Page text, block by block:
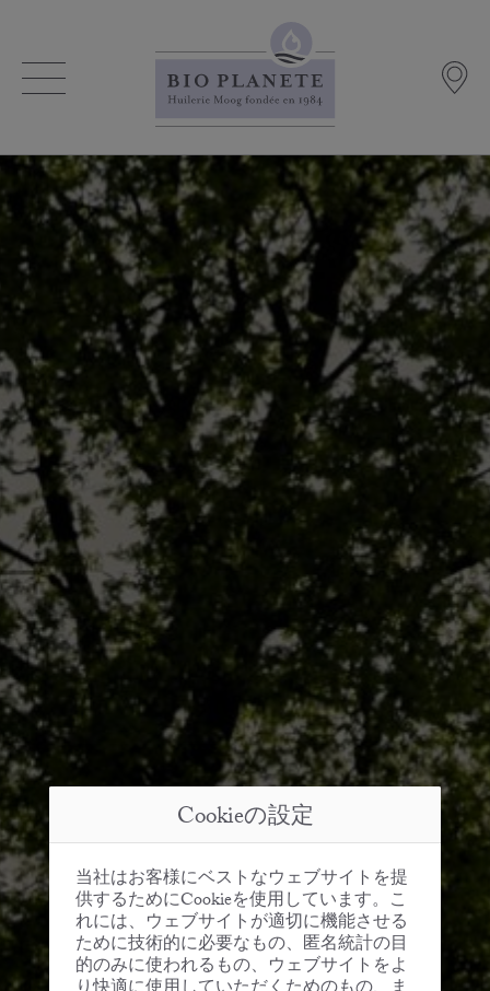
Cookieの設定
当社はお客様にベストなウェブサイトを提
供するためにCookieを使用しています。こ
れには、ウェブサイトが適切に機能させる
ために技術的に必要なもの、匿名統計の目
的のみに使われるもの、ウェブサイトをよ